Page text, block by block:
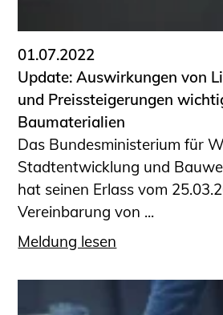
01.07.2022
Update: Auswirkungen von
und Preissteigerungen
Baumaterialien
Das Bundesministerium für
Stadtentwicklung und
hat seinen Erlass vom
Vereinbarung von ...
Meldung lesen